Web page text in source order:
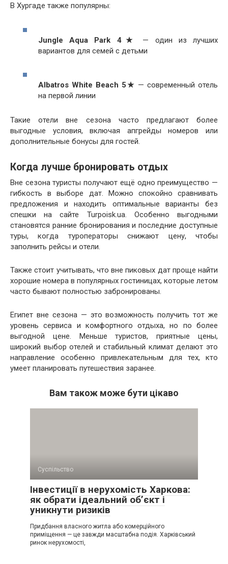
В Хургаде также популярны:
Jungle Aqua Park 4★
— один из лучших
вариантов для семей с детьми
Albatros White Beach 5★ — современный отель
на первой линии
Такие отели вне сезона часто предлагают более
выгодные условия, включая апгрейды номеров или
дополнительные бонусы для гостей.
Когда лучше бронировать отдых
Вне сезона туристы получают ещё одно преимущество —
гибкость в выборе дат. Можно спокойно сравнивать
предложения и находить оптимальные варианты без
спешки на сайте Turpoisk.ua. Особенно выгодными
становятся ранние бронирования и последние доступные
туры, когда туроператоры снижают цену, чтобы
заполнить рейсы и отели.
Также стоит учитывать, что вне пиковых дат проще найти
хорошие номера в популярных гостиницах, которые летом
часто бывают полностью забронированы.
Египет вне сезона — это возможность получить тот же
уровень сервиса и комфортного отдыха, но по более
выгодной цене. Меньше туристов, приятные цены,
широкий выбор отелей и стабильный климат делают это
направление особенно привлекательным для тех, кто
умеет планировать путешествия заранее.
Вам також може бути цікаво
Суспільство
Інвестиції в нерухомість Харкова:
як обрати ідеальний об’єкт і
уникнути ризиків
Придбання власного житла або комерційного
приміщення — це завжди масштабна подія. Харківський
ринок нерухомості,